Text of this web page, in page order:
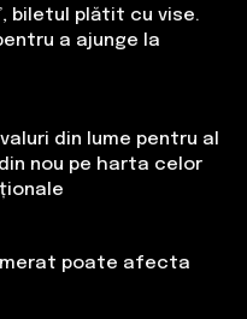
biletul plătit cu vise.
a ajunge la
din lume pentru al
nou pe harta celor
poate afecta